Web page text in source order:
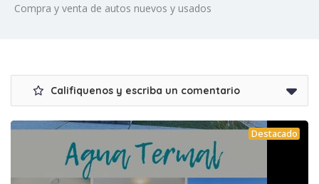
Compra y venta de autos nuevos y usados
Califiquenos y escriba un comentario
Destacado